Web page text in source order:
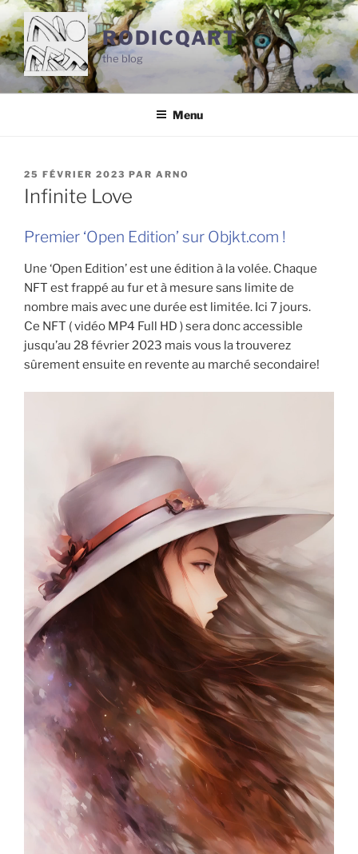
Aller
au
contenu
principal
RODICQART
the blog
Menu
PUBLIÉ
LE
25 FÉVRIER 2023 PAR ARNO
Infinite Love
Premier ‘Open Edition’ sur Objkt.com !
Une ‘Open Edition’ est une édition à la volée. Chaque
NFT est frappé au fur et à mesure sans limite de
nombre mais avec une durée est limitée. Ici 7 jours.
Ce NFT ( vidéo MP4 Full HD ) sera donc accessible
jusqu’au 28 février 2023 mais vous la trouverez
sûrement ensuite en revente au marché secondaire!